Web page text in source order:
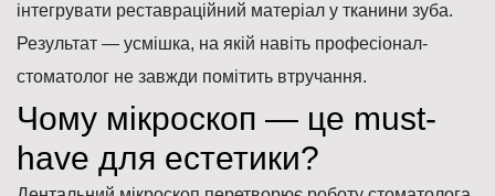
інтегрувати реставраційний матеріал у тканини зуба.
Результат — усмішка, на якій навіть професіонал-
стоматолог не завжди помітить втручання.
Чому мікроскоп — це must-
have для естетики?